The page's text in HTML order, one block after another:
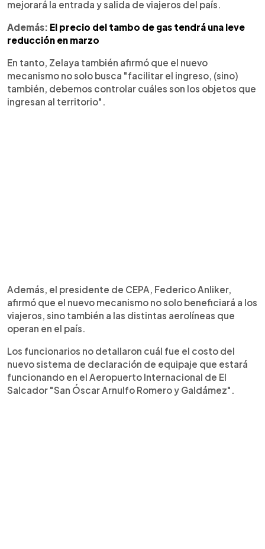
mejorará la entrada y salida de viajeros del país.
Además: El precio del tambo de gas tendrá una leve
reducción en marzo
En tanto, Zelaya también afirmó que el nuevo
mecanismo no solo busca "facilitar el ingreso, (sino)
también, debemos controlar cuáles son los objetos que
ingresan al territorio".
Además, el presidente de CEPA, Federico Anliker,
afirmó que el nuevo mecanismo no solo beneficiará a los
viajeros, sino también a las distintas aerolíneas que
operan en el país.
Los funcionarios no detallaron cuál fue el costo del
nuevo sistema de declaración de equipaje que estará
funcionando en el Aeropuerto Internacional de El
Salcador "San Óscar Arnulfo Romero y Galdámez".